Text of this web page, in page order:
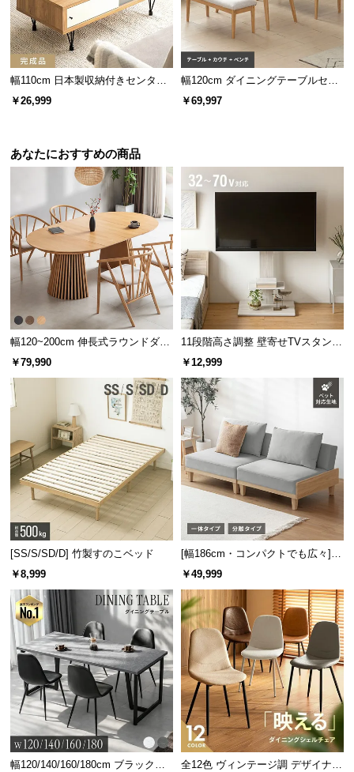
幅110cm 日本製収納付きセンター
テーブル TCT-007
￥26,999
幅120cm ダイニングテーブルセッ
ト ソファダイニング 3点セット B
￥69,997
あなたにおすすめの商品
幅120~200cm 伸長式ラウンドダイ
ニングテーブル 6人掛け 天然木突
￥79,990
11段階高さ調整 壁寄せTVスタンド
キャスター付き 上下左右角度調節
￥12,999
[SS/S/SD/D] 竹製すのこベッド
￥8,999
[幅186cm・コンパクトでも広々] 3
人掛けソファベッド リクライニン
グ 天然木フレーム 北欧
￥49,999
幅120/140/160/180cm ブラックフ
全12色 ヴィンテージ調 デザイナー